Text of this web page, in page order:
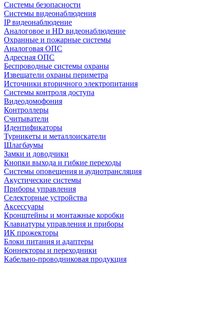
Системы безопасности
Системы видеонаблюдения
IP видеонаблюдение
Аналоговое и HD видеонаблюдение
Охранные и пожарные системы
Аналоговая ОПС
Адресная ОПС
Беспроводные системы охраны
Извещатели охраны периметра
Источники вторичного электропитания
Системы контроля доступа
Видеодомофония
Контроллеры
Считыватели
Идентификаторы
Турникеты и металлоискатели
Шлагбаумы
Замки и доводчики
Кнопки выхода и гибкие переходы
Системы оповещения и аудиотрансляция
Акустические системы
Приборы управления
Селекторные устройства
Аксессуары
Кронштейны и монтажные коробки
Клавиатуры управления и приборы
ИК прожекторы
Блоки питания и адаптеры
Коннекторы и переходники
Кабельно-проводниковая продукция